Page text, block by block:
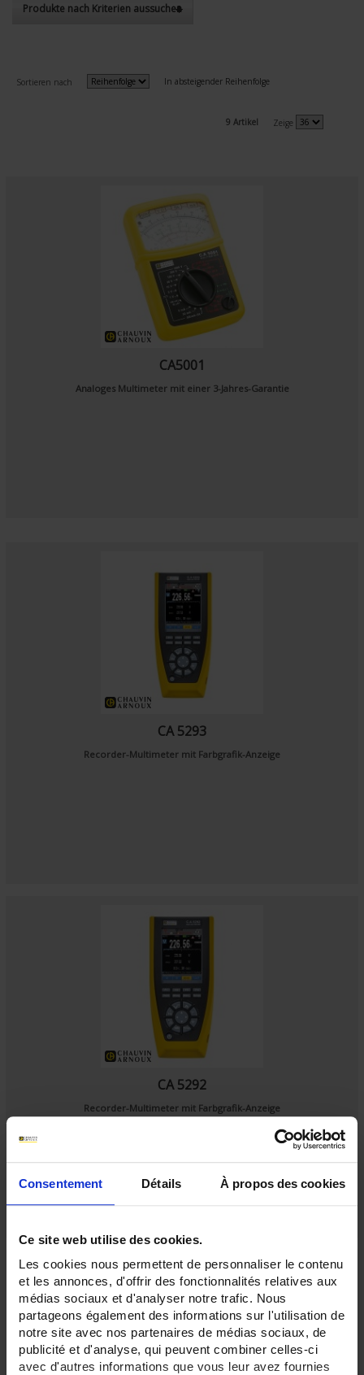
Consentement Détails À propos des cookies
Ce site web utilise des cookies.
Les cookies nous permettent de personnaliser le contenu
et les annonces, d'offrir des fonctionnalités relatives aux
médias sociaux et d'analyser notre trafic. Nous
partageons également des informations sur l'utilisation de
notre site avec nos partenaires de médias sociaux, de
publicité et d'analyse, qui peuvent combiner celles-ci
avec d'autres informations que vous leur avez fournies
Produkte nach Kriterien aussuchen
Sortieren nach In absteigender Reihenfolge
9 Artikel Zeige
CA5001
Analoges Multimeter mit einer 3-Jahres-Garantie
CA 5293
Recorder-Multimeter mit Farbgrafik-Anzeige
CA 5292
Recorder-Multimeter mit Farbgrafik-Anzeige